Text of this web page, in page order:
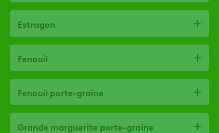
Estragon
Fenouil
Fenouil porte-graine
Grande marguerite porte-graine